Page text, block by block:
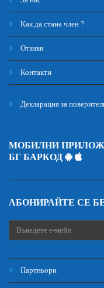
Как да стана член ?
Отзиви
Контакти
Декларация за
МОБИЛНИ
БГ БАРКОД
АБОНИРАЙТЕ СЕ
Партньори